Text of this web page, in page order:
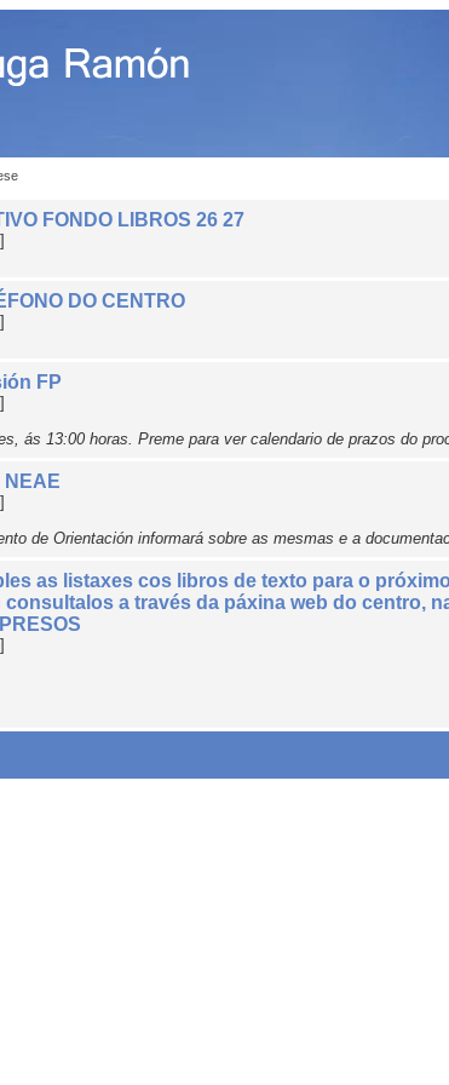
FONDO LIBROS 26 27
DO CENTRO
FP
ás 13:00 horas. Preme para ver calendario de prazos do
de Orientación informará sobre as mesmas e a
as listaxes cos libros de texto para o
consultalos a través da páxina web do centro,